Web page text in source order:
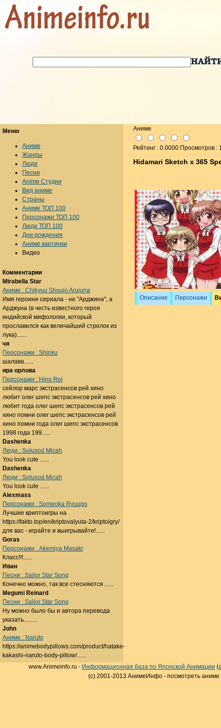
Аниме
Рейтинг : 0.0000 Просмотров :
Hidamari Sketch x 365
Описание Персонажи
Меню
Аниме
Жанры
Люди
Песни
Anime Студии
Вид аниме
Страны
Аниме ТОП 100
Персонажи ТОП 100
Люди ТОП 100
Дни рождения
Аниме картинки
Видео
Комментарии
Mirabella Star
Аниме : Chikyuu Shoujo Arujuna
Имя героини сериала - не "Арджина", а
Арджуна (в честь известного героя
индийской мифологии, который
прославился как величайший стрелок из
лука).......
чя
Персонажи : Shinku
шалава......
ира орлова
Персонажи : Hino Rei
сейлор марс экстрасенсов рей хино
любит олег шепс экстрасенсов рей хино
любит года олег шепс экстрасенсов рей
хино помни олег шепс экстрасенсов рей
хино помни года олег шепс экстрасенсов
1998 года 199......
Dashenka
Люди : Solusod Micah
You look cute ......
Dashenka
Люди : Solusod Micah
You look cute ......
Alexmass
Персонажи : Someoka Ryuugo
Лучшие криптоигры на
https://fakto.top/en/kriptovalyuta-2/kriptoigry/
для вас - играйте и выигрывайте!......
Goras
Персонажи : Akemiya Masaki
Класс!!!......
Иван
Песни : Sailor Star Song
Конечно можно, так все стесняются.......
Megumi Reinard
Песни : Sailor Star Song
Ну можно было бы и автора перевода
указать.........
John
Аниме : Naruto
https://animebodypillows.com/product/hatake-
kakashi-naruto-body-pillow/......
www.Animeinfo.ru - Информационная база по Японской Анимации (
(c) 2001-2013 АнимеИнфо - посмотреть аниме